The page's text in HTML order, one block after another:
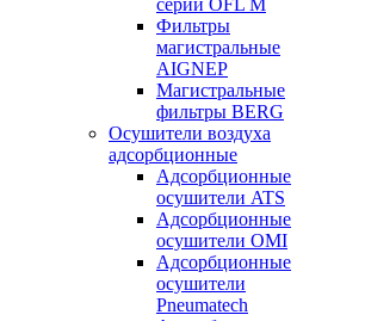
серии OFL M
Фильтры
магистральные
AIGNEP
Магистральные
фильтры BERG
Осушители воздуха
адсорбционные
Адсорбционные
осушители ATS
Адсорбционные
осушители OMI
Адсорбционные
осушители
Pneumatech